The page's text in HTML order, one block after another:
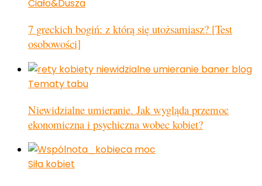
Ciało&Dusza
7 greckich bogiń: z którą się utożsamiasz? [Test
osobowości]
Tematy tabu
Niewidzialne umieranie. Jak wygląda przemoc
ekonomiczna i psychiczna wobec kobiet?
Siła kobiet